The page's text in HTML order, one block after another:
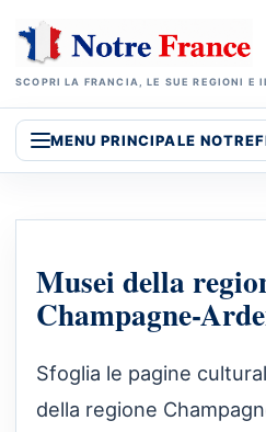
SCOPRI LA FRANCIA, LE SUE REGIONI E
MENU PRINCIPALE
Musei della
Champagne-
Sfoglia le pagine
della regione